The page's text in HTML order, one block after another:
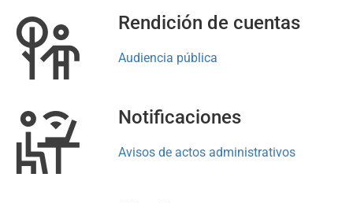
Rendición de cuentas
Audiencia pública
Notificaciones
Avisos de actos administrativos